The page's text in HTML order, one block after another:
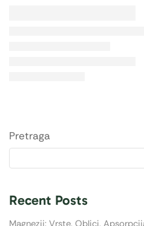
Pretraga
Recent Posts
Magnezij: Vrste, Oblici,